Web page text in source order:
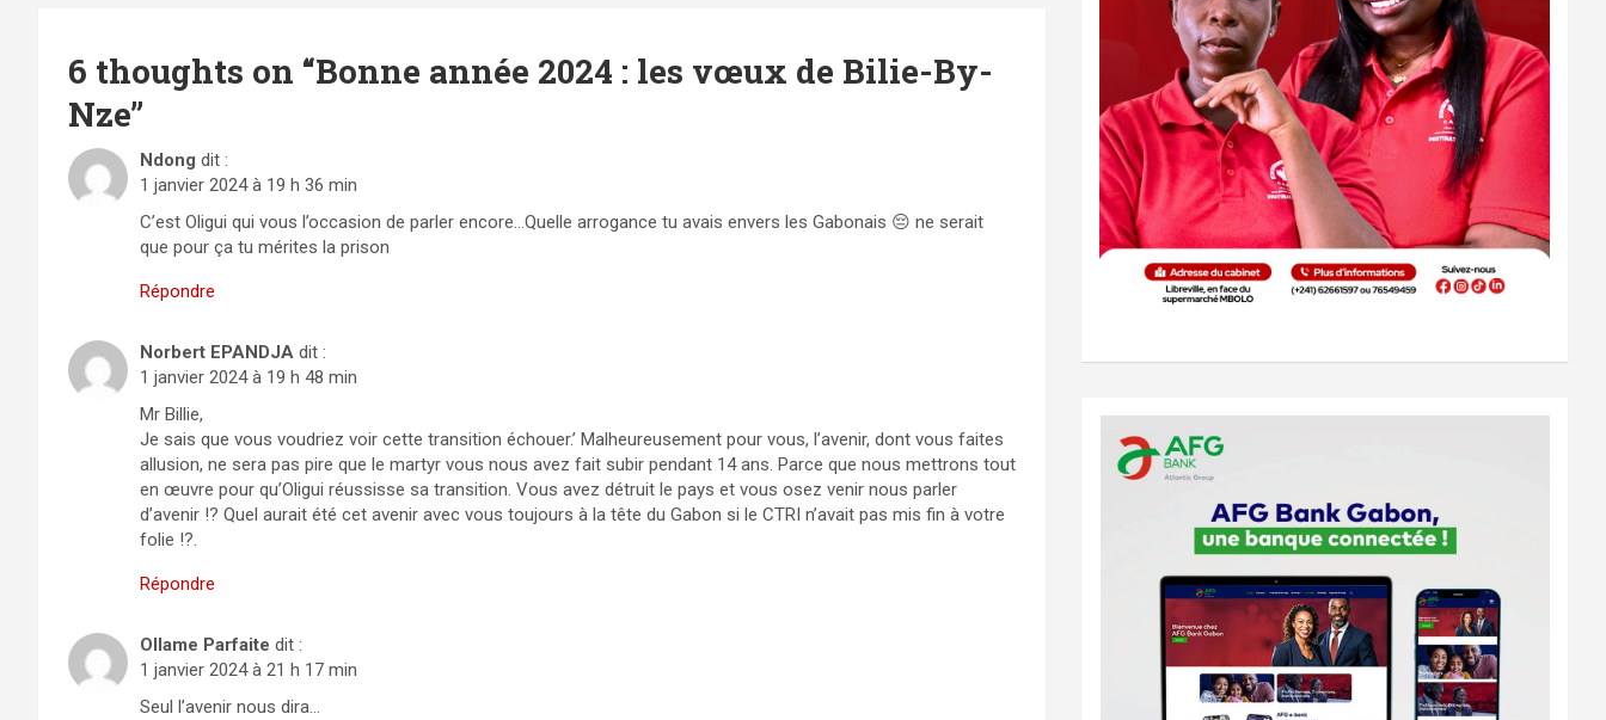
6 thoughts on “Bonne année 2024 : les vœux de Bilie-By-
Nze”
Ndong dit :
1 janvier 2024 à 19 h 36 min
C’est Oligui qui vous l’occasion de parler encore…Quelle arrogance tu avais envers les Gabonais 😔 ne serait
que pour ça tu mérites la prison
Répondre
Norbert EPANDJA dit :
1 janvier 2024 à 19 h 48 min
Mr Billie,
Je sais que vous voudriez voir cette transition échouer.’ Malheureusement pour vous, l’avenir, dont vous faites
allusion, ne sera pas pire que le martyr vous nous avez fait subir pendant 14 ans. Parce que nous mettrons tout
en œuvre pour qu’Oligui réussisse sa transition. Vous avez détruit le pays et vous osez venir nous parler
d’avenir !? Quel aurait été cet avenir avec vous toujours à la tête du Gabon si le CTRI n’avait pas mis fin à votre
folie !?.
Répondre
Ollame Parfaite dit :
1 janvier 2024 à 21 h 17 min
Seul l’avenir nous dira…